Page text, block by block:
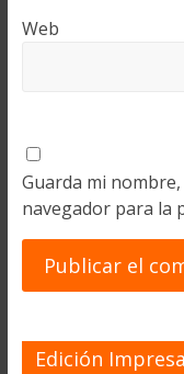
Web
Guarda mi
navegador para la
Edición